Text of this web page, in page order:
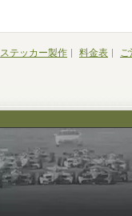
ステッカー製作 料金表
ご